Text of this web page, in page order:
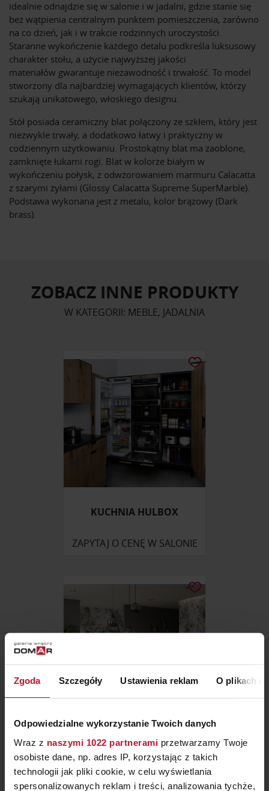
Zgoda Szczegóły Ustawienia reklam O plikach
Odpowiedzialne wykorzystanie Twoich danych
Wraz z naszymi 1022 partnerami przetwarzamy Twoje
osobiste dane, np. adres IP, korzystając z takich
technologii jak pliki cookie, w celu wyświetlania
spersonalizowanych reklam i treści, analizowania tychże,
idealnie odnajdzie się w salonie i w jadalni, gdzie stanie się
bez wątpienia centralnym punktem pomieszczenia, zarówno
na co dzień, jak i w trakcie rodzinnych uroczystości.
Staranne wykończenie każdego detalu podkreśla luksusowy
charakter stołu, a użycie najwyższej jakości
materiałów gwarantuje niezawodność i trwałość. To model
stworzony dla najbardziej wymagających klientów, którzy
szukają unikatowego, włoskiego designu.
Stół posiada ceramiczny blat połączony ze szkłem, który jest
niezwykle trwały, a dodatkowo łatwy i praktyczny w
codziennym użytkowaniu. Prostokątny blat ma zaoblone,
zamknięte łukami rogi. Blat w kolorze białym w
wykończeniu połysk, z odwzorowaniem marmuru Calacatta
z szarymi żyłami (Glossy Calacatta Supreme SuperMarble).
Podstawa wykonana jest z metalu, kolor brązowy (Dark
brass).
ZOBACZ INNE PRODUKTY
W KATEGORII: MEBLE, JADALNIA
KUCHNIA HULBOX
ZAPYTAJ O CENĘ W SALONIE
FOTEL CAPRICCIO
ZAPYTAJ O CENĘ W SALONIE